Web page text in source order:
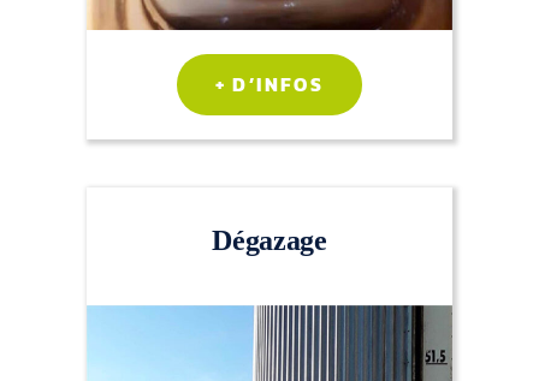
+ D’INFOS
Dégazage